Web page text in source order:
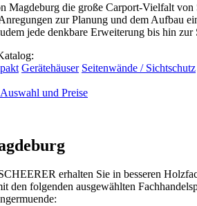
Magdeburg die große Carport-Vielfalt
zur Planung und dem Aufbau
jede denkbare Erweiterung bis hin zur
Gerätehäuser Seitenwände / Sichtschutz
und Preise
erhalten Sie in besseren
folgenden ausgewählten